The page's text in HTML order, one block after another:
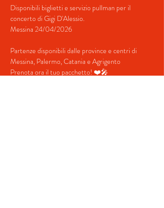
Disponibili biglietti e servizio pullman per il
concerto di Gigi D'Alessio.
Messina 24/04/2026
Partenze disponibili dalle province e centri di
Messina, Palermo, Catania e Agrigento
Prenota ora il tuo pacchetto! ❤️🎤